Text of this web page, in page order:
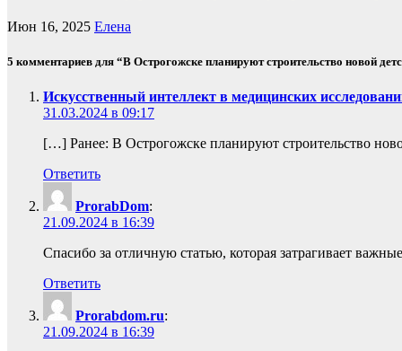
Июн 16, 2025 Елена
5 комментариев для “В Острогожске планируют строительство новой
Искусственный интеллект в медицинских
31.03.2024 в 09:17
[…] Ранее: В Острогожске планируют строительство
Ответить
ProrabDom:
21.09.2024 в 16:39
Спасибо за отличную статью, которая затрагивает
Ответить
Prorabdom.ru:
21.09.2024 в 16:39